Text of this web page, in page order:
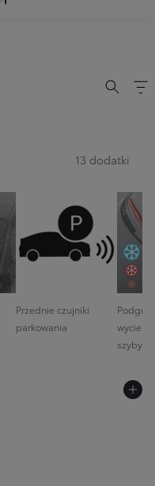
13 dodatki
Przednie czujniki
parkowania
szyby